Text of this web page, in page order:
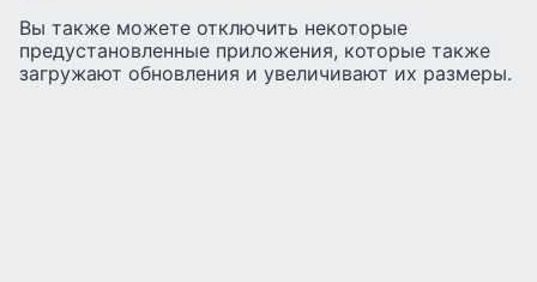
Вы также можете отключить некоторые
предустановленные приложения, которые также
загружают обновления и увеличивают их размеры.